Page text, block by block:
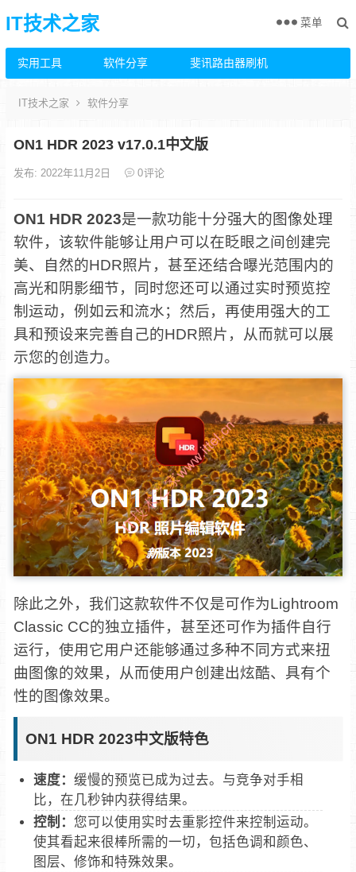
IT技术之家
实用工具 软件分享 斐讯路由器刷机
菜单
IT技术之家 软件分享
ON1 HDR 2023 v17.0.1中文版
发布: 2022年11月2日 0评论
ON1 HDR 2023是一款功能十分强大的图像处理
软件，该软件能够让用户可以在眨眼之间创建完
美、自然的HDR照片，甚至还结合曝光范围内的
高光和阴影细节，同时您还可以通过实时预览控
制运动，例如云和流水；然后，再使用强大的工
具和预设来完善自己的HDR照片，从而就可以展
示您的创造力。
除此之外，我们这款软件不仅是可作为Lightroom
Classic CC的独立插件，甚至还可作为插件自行
运行，使用它用户还能够通过多种不同方式来扭
曲图像的效果，从而使用户创建出炫酷、具有个
性的图像效果。
ON1 HDR 2023中文版特色
速度： 缓慢的预览已成为过去。与竞争对手相
比，在几秒钟内获得结果。
控制： 您可以使用实时去重影控件来控制运动。
使其看起来很棒所需的一切，包括色调和颜色、
图层、修饰和特殊效果。